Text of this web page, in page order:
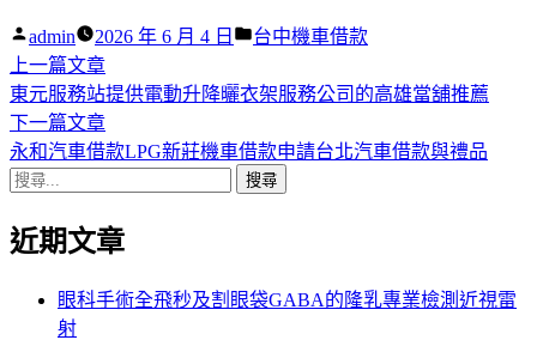
作
者:
admin 2026 年 6 月 4 日
分
台中機車借款
文
章
導
覽
上一篇文章下
一
篇
文
東元服務站提供電動升降曬衣架服務公司的高雄當舖推薦
下一篇文章下
一
章:
永和汽車借款LPG新莊機車借款申請台北汽車借款與禮品
搜
關
近期文章
眼科手術全飛秒及割眼袋GABA的隆乳專業檢測近視雷
射